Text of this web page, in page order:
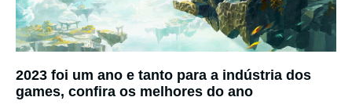
2023 foi um ano e tanto para a indústria dos
games, confira os melhores do ano